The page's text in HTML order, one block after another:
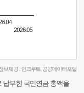
2026.05
보제공 : 인크루트 공공데이터포털
납부한 국민연금 총액을